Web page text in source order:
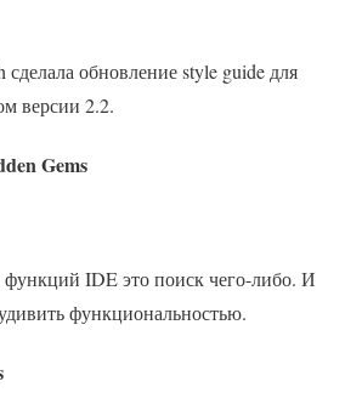
обновление style guide для
версии 2.2.
Gems
IDE это поиск чего-либо. И
функциональностью.